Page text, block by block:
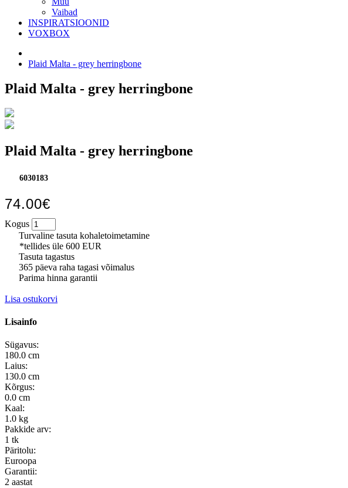
Vaibad
INSPIRATSIOONID
VOXBOX
Plaid Malta - grey herringbone
Plaid Malta - grey herringbone
Plaid Malta - grey herringbone
6030183
74.00€
Kogus
Turvaline tasuta kohaletoimetamine
*tellides üle 600 EUR
Tasuta tagastus
365 päeva raha tagasi võimalus
Parima hinna garantii
Lisa ostukorvi
Lisainfo
Sügavus:
180.0 cm
Laius:
130.0 cm
Kõrgus:
0.0 cm
Kaal:
1.0 kg
Pakkide arv:
1 tk
Päritolu:
Euroopa
Garantii:
2 aastat